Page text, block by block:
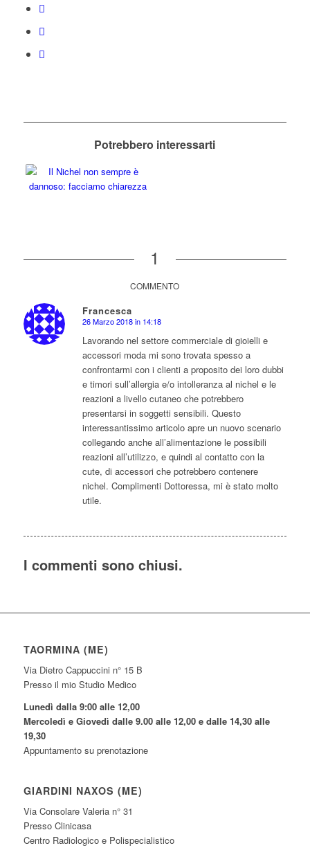
Potrebbero interessarti
1
COMMENTO
Francesca
dice:
26 Marzo 2018 in 14:18
Lavorando nel settore commerciale di gioielli e
accessori moda mi sono trovata spesso a
confrontarmi con i clienti a proposito dei loro dubbi
e timori sull’allergia e/o intolleranza al nichel e le
reazioni a livello cutaneo che potrebbero
presentarsi in soggetti sensibili. Questo
interessantissimo articolo apre un nuovo scenario
collegando anche all’alimentazione le possibili
reazioni all’utilizzo, e quindi al contatto con la
cute, di accessori che potrebbero contenere
nichel. Complimenti Dottoressa, mi è stato molto
utile.
I commenti sono chiusi.
TAORMINA (ME)
Via Dietro Cappuccini n° 15 B
Presso il mio Studio Medico
Lunedì dalla 9:00 alle 12,00
Mercoledì e Giovedì dalle 9.00 alle 12,00 e dalle 14,30 alle
19,30
Appuntamento su prenotazione
GIARDINI NAXOS (ME)
Via Consolare Valeria n° 31
Presso Clinicasa
Centro Radiologico e Polispecialistico